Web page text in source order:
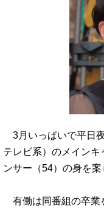
3月いっぱいで平日
テレビ系）のメイン
ンサー（54）の身を案
有働は同番組の卒業